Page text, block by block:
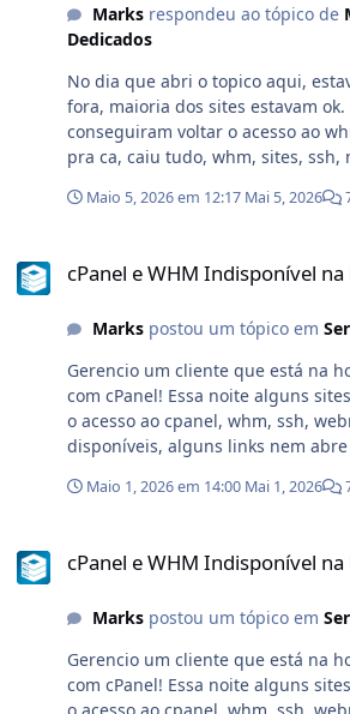
novamente no backend em cada
não confia apenas no domínio
do escopo de cada conta. Tokens
ações de liberação e bloqueio.
aceitas pela integração. Validação
dos recebimentos. Escape de todo
apresentado na interface.
armazenadas de forma
configuração protegidos com
objetivo é facilitar a administração
comprometer a separação entre
dentro do DirectAdmin. 2. Plugin SMTP Externo para
DirectAdmin Também desenvolvi
administrativo para configurar o
domínios por serviços SMTP
do EXIM para enviar de diferentes
SMTP2GO, quando o
isso via termina. O plugin
dados utilizada. O plugin não cria
mantém uma listagem paralela.
Marksrespondeu ao tópico de
Dedicados
No dia que abri o topico aqui,
fora, maioria dos sites estavam ok.
conseguiram voltar o acesso ao
pra ca, caiu tudo, whm, sites, ssh,
explicação.
Maio 5, 2026 em 12:17 Mai 5, 2026
cPanel e WHM Indisponível
Markspostou um tópico em
Gerencio um cliente que está na
com cPanel! Essa noite alguns
o acesso ao cpanel, whm, ssh,
disponíveis, alguns links nem
enrola desde 22h de ontem (30).
Maio 1, 2026 em 14:00 Mai 1, 2026
cPanel e WHM Indisponível
Markspostou um tópico em
Gerencio um cliente que está na
com cPanel! Essa noite alguns
o acesso ao cpanel, whm, ssh,